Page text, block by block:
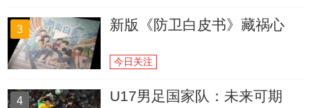
3 新版《防卫白皮书》藏祸心
今日关注
4 U17男足国家队：未来可期